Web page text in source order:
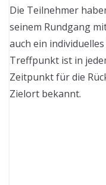
Die Teilnehmer
seinem Rundgang
auch ein
Treffpunkt ist in
Zeitpunkt für die
Zielort bekannt.